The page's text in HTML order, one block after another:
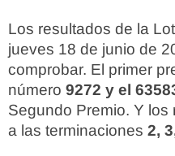
Los resultados de la
jueves 18 de junio de
comprobar. El primer
número 9272 y el
Segundo Premio. Y
a las terminaciones 2,